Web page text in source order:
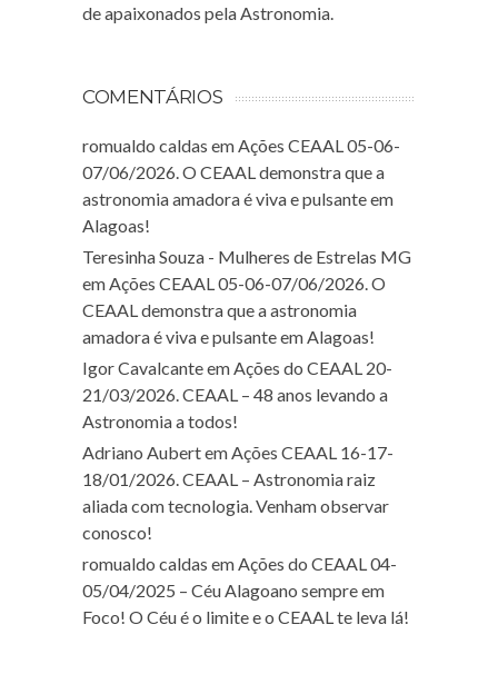
de apaixonados pela Astronomia.
COMENTÁRIOS
romualdo caldas em Ações CEAAL 05-06-
07/06/2026. O CEAAL demonstra que a
astronomia amadora é viva e pulsante em
Alagoas!
Teresinha Souza - Mulheres de Estrelas MG
em Ações CEAAL 05-06-07/06/2026. O
CEAAL demonstra que a astronomia
amadora é viva e pulsante em Alagoas!
Igor Cavalcanteem Ações do CEAAL 20-
21/03/2026. CEAAL – 48 anos levando a
Astronomia a todos!
Adriano Aubertem Ações CEAAL 16-17-
18/01/2026. CEAAL – Astronomia raiz
aliada com tecnologia. Venham observar
conosco!
romualdo caldas em Ações do CEAAL 04-
05/04/2025 – Céu Alagoano sempre em
Foco! O Céu é o limite e o CEAAL te leva lá!